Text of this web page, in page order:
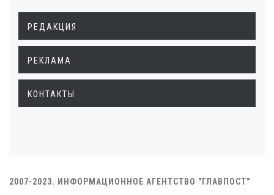
РЕДАКЦИЯ
РЕКЛАМА
КОНТАКТЫ
2007-2023. ИНФОРМАЦИОННОЕ АГЕНТСТВО "ГЛАВПОСТ"